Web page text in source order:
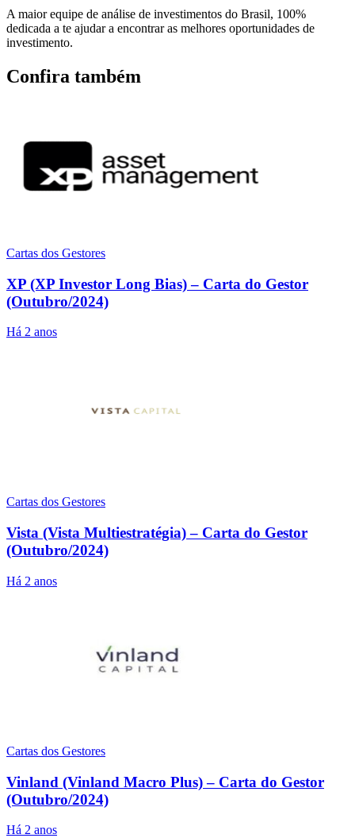
A maior equipe de análise de investimentos do Brasil, 100%
dedicada a te ajudar a encontrar as melhores oportunidades de
investimento.
Confira também
Cartas dos Gestores
XP (XP Investor Long Bias) – Carta do Gestor
(Outubro/2024)
Há 2 anos
Cartas dos Gestores
Vista (Vista Multiestratégia) – Carta do Gestor
(Outubro/2024)
Há 2 anos
Cartas dos Gestores
Vinland (Vinland Macro Plus) – Carta do Gestor
(Outubro/2024)
Há 2 anos